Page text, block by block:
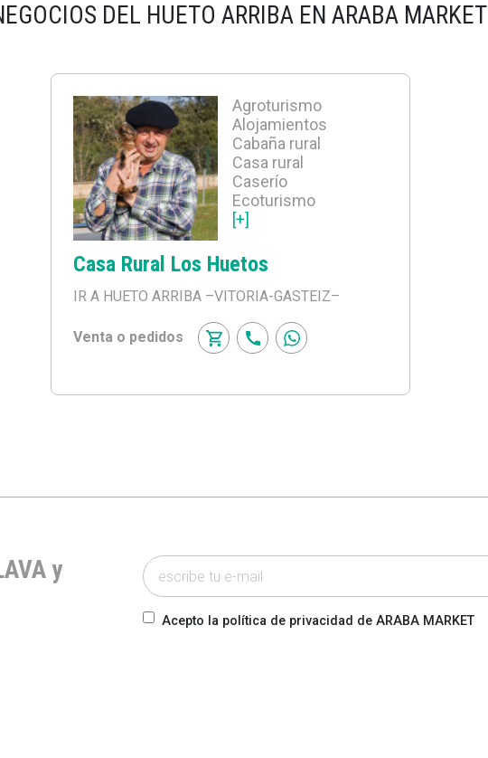
DEL HUETO ARRIBA EN ARABA MARKET
Agroturismo
Alojamientos
Cabaña rural
Casa rural
Caserío
Ecoturismo
[+]
Casa Rural Los Huetos
IR A HUETO ARRIBA –VITORIA-GASTEIZ–
Venta o pedidos
y
Acepto la política de privacidad de ARABA MARKET